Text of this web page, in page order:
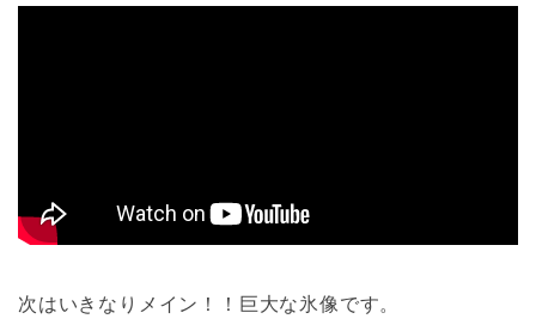
次はいきなりメイン！！巨大な氷像です。